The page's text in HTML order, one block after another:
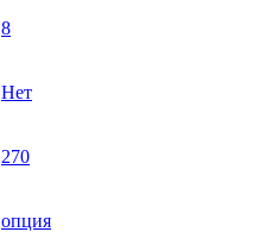
8
Нет
270
опция